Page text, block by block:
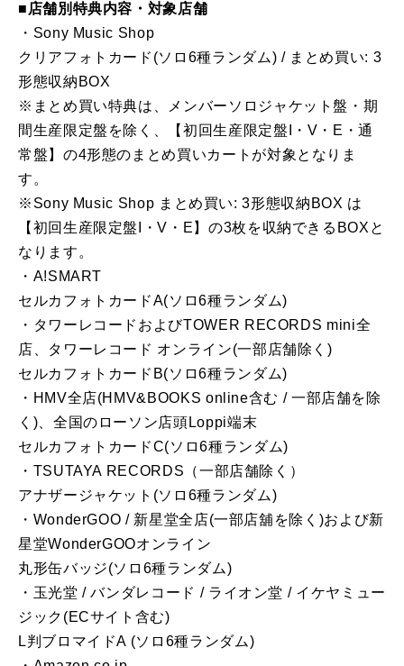
■店舗別特典内容・対象店舗
・Sony Music Shop
クリアフォトカード(ソロ6種ランダム) / まとめ買い: 3
形態収納BOX
※まとめ買い特典は、メンバーソロジャケット盤・期
間生産限定盤を除く、【初回生産限定盤I・V・E・通
常盤】の4形態のまとめ買いカートが対象となりま
す。
※Sony Music Shop まとめ買い: 3形態収納BOX は
【初回生産限定盤I・V・E】の3枚を収納できるBOXと
なります。
・A!SMART
セルカフォトカードA(ソロ6種ランダム)
・タワーレコードおよびTOWER RECORDS mini全
店、タワーレコード オンライン(一部店舗除く)
セルカフォトカードB(ソロ6種ランダム)
・HMV全店(HMV&BOOKS online含む / 一部店舗を除
く)、全国のローソン店頭Loppi端末
セルカフォトカードC(ソロ6種ランダム)
・TSUTAYA RECORDS（一部店舗除く）
アナザージャケット(ソロ6種ランダム)
・WonderGOO / 新星堂全店(一部店舖を除く)および新
星堂WonderGOOオンライン
丸形缶バッジ(ソロ6種ランダム)
・玉光堂 / バンダレコード / ライオン堂 / イケヤミュー
ジック(ECサイト含む)
L判ブロマイドA (ソロ6種ランダム)